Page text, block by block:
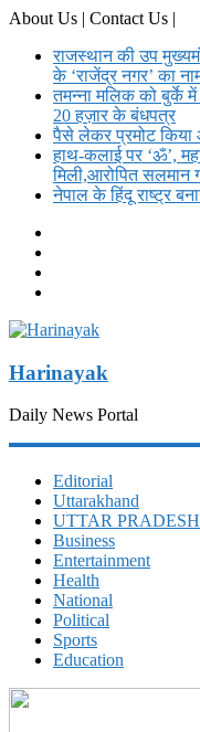
About Us | Contact Us |
राजस्थान की उप
के ‘राजेंद्र नगर’ का
तमन्ना मलिक को बुर्के
20 हज़ार के बंधपत्र
पैसे लेकर प्रमोट क‍िया
हाथ-कलाई पर ‘ॐ’,
मिली,आरोपित सलमान
नेपाल के हिंदू राष्ट्र
Harinayak
Daily News Portal
Editorial
Uttarakhand
UTTAR PRADESH
Business
Entertainment
Health
National
Political
Sports
Education